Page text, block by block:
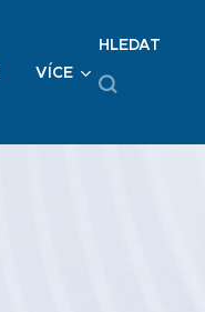
VÍCE
HLEDAT